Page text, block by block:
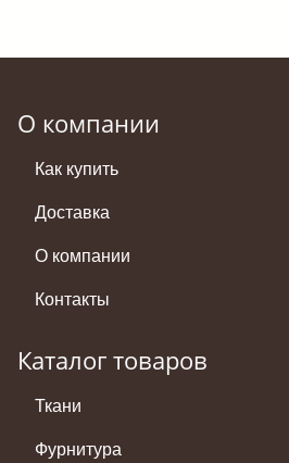
О компании
Как купить
Доставка
О компании
Контакты
Каталог товаров
Ткани
Фурнитура